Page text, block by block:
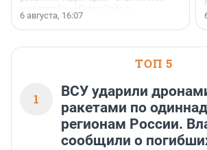
6 августа, 16:07
ТОП 5
1
ВСУ ударили
ракетами по
регионам России.
сообщили о